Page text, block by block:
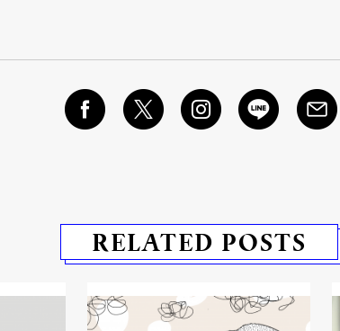
RELATED POSTS